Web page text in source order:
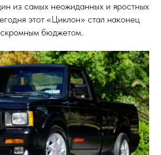
из самых неожиданных и яростных
этот «Циклон» стал наконец
бюджетом.